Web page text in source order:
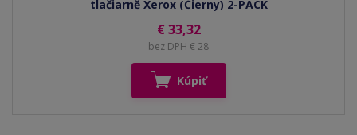
tlačiarně Xerox (Čierny) 2-PACK
€ 33,32
bez DPH € 28
Kúpiť